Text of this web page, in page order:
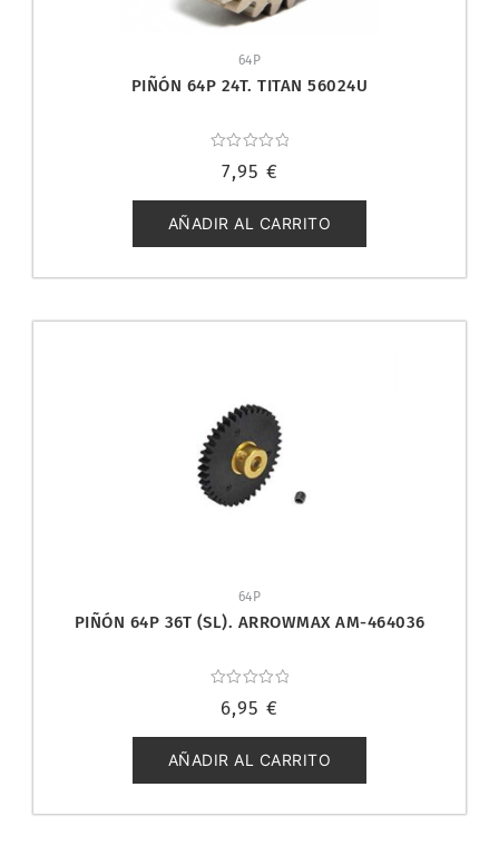
64P
PIÑÓN 64P 24T. TITAN 56024U
con
de
5
7,95 €
AÑADIR AL CARRITO
64P
PIÑÓN 64P 36T (SL). ARROWMAX AM-464036
con
de
5
6,95 €
AÑADIR AL CARRITO